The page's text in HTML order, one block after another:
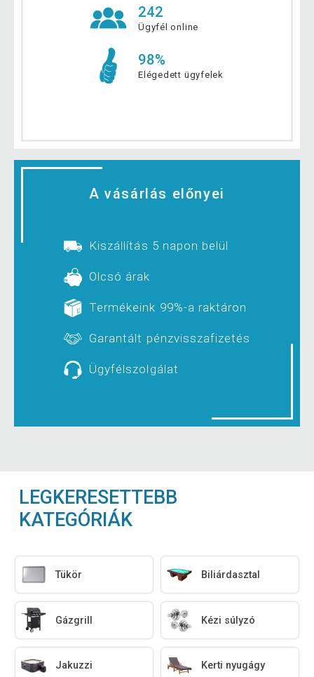
242
Ügyfél online
98%
Elégedett ügyfelek
A vásárlás előnyei
Kiszállítás 5 napon belül
Olcsó árak
Termékeink 99%-a raktáron
Garantált pénzvisszafizetés
Ügyfélszolgálat
LEGKERESETTEBB
KATEGÓRIÁK
Tükör Biliárdasztal
Gázgrill Kézi súlyzó
Jakuzzi Kerti nyugágy